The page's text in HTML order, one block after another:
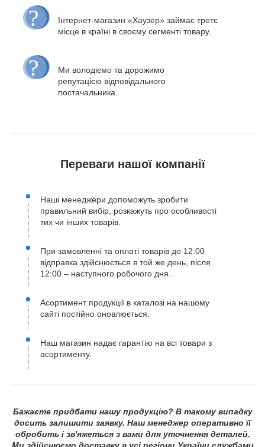
Інтернет-магазин «Хаузер» займає третє
місце в країні в своєму сегменті товару.
Ми володіємо та дорожимо
репутацією відповідального
постачальника.
Переваги нашої компанії
Наші менеджери допоможуть зробити
правильний вибір, розкажуть про особливості
тих чи інших товарів.
При замовленні та оплаті товарів до 12:00
відправка здійснюється в той же день, після
12:00 – наступного робочого дня.
Асортимент продукції в каталозі на нашому
сайті постійно оновлюється.
Наш магазин надає гарантію на всі товари з
асортименту.
Бажаєте придбати нашу продукцію? В такому випадку
досить залишити заявку. Наш менеджер оперативно її
обробить і зв'яжеться з вами для уточнення деталей.